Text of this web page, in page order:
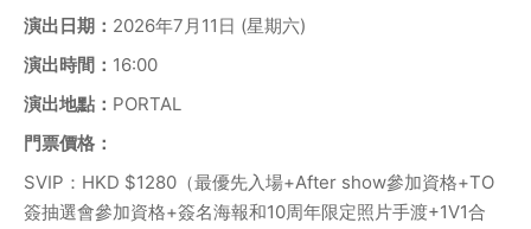
演出日期： 2026年7月11日 (星期六)
演出時間： 16:00
演出地點： PORTAL
門票價格：
SVIP：HKD $1280（最優先入場+After show參加資格+TO
簽抽選會參加資格+簽名海報和10周年限定照片手渡+1V1合